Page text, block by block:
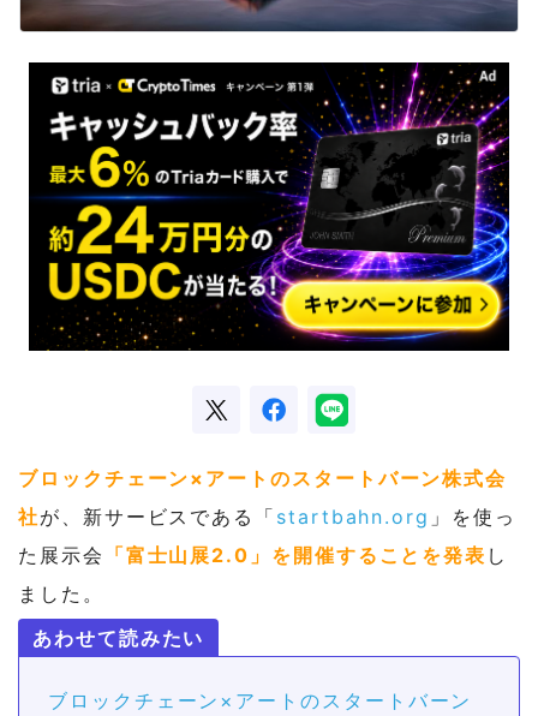
ブロックチェーン×アートのスタートバーン株式会
社が、新サービスである「 startbahn.org 」を使っ
た展示会 「富士山展2.0」を開催することを発表 し
ました。
ブロックチェーン×アートのスタートバーン